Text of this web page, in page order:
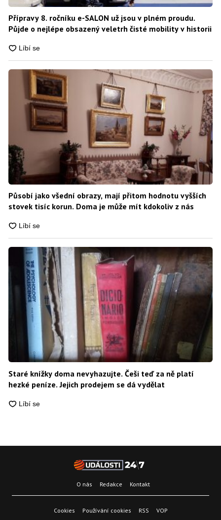
Přípravy 8. ročníku e-SALON už jsou v plném proudu.
Půjde o nejlépe obsazený veletrh čisté mobility v historii
Působí jako všední obrazy, mají přitom hodnotu vyšších
stovek tisíc korun. Doma je může mít kdokoliv z nás
Staré knížky doma nevyhazujte. Češi teď za ně platí
hezké peníze. Jejich prodejem se dá vydělat
O nás Redakce Kontakt
Cookies Používání cookies RSS VOP